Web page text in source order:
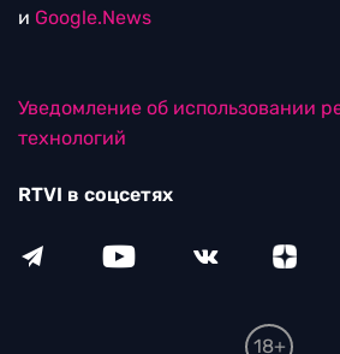
и Google.News
Уведомление об использовании
технологий
RTVI в соцсетях
18+